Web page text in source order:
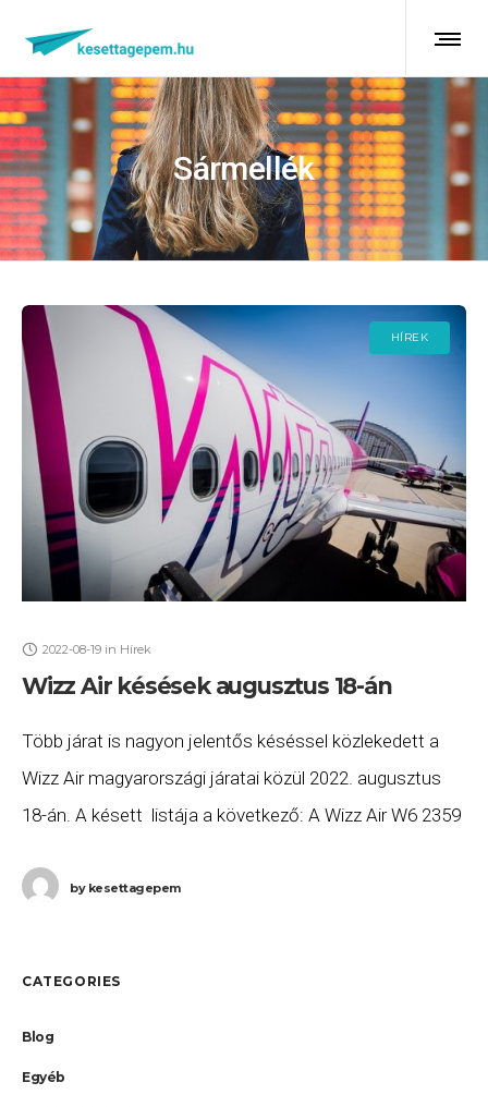
Sármellék
HÍREK
2022-08-19 in Hírek
Wizz Air késések augusztus 18-án
Több járat is nagyon jelentős késéssel közlekedett a
Wizz Air magyarországi járatai közül 2022. augusztus
18-án. A késett listája a következő: A Wizz Air W6 2359
bykesettagepem
CATEGORIES
Blog
Egyéb